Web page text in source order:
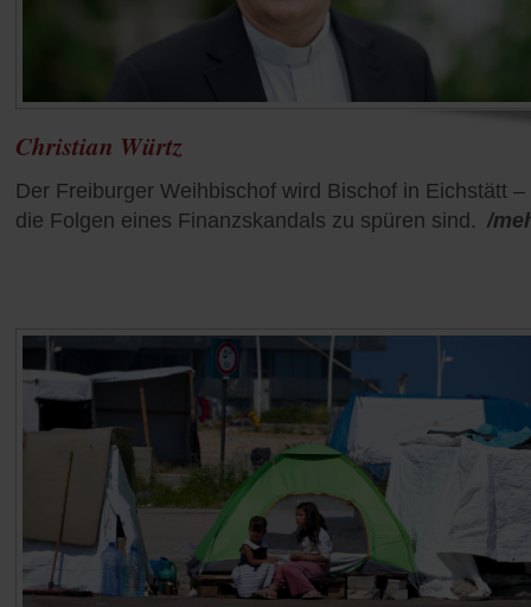
Christian Würtz
Der Freiburger Weihbischof wird Bischof in Eichstätt –
die Folgen eines Finanzskandals zu spüren sind. /